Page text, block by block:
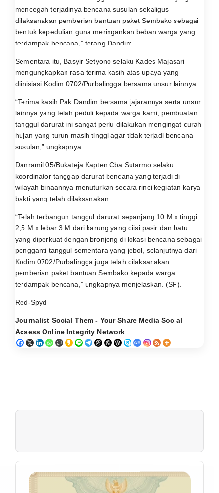
mencegah terjadinya bencana susulan sekaligus
dilaksanakan pemberian bantuan paket Sembako sebagai
bentuk kepedulian guna meringankan beban warga yang
terdampak bencana,” terang Dandim.
Sementara itu, Basyir Setyono selaku Kades Majasari
mengungkapkan rasa terima kasih atas upaya yang
diinisiasi Kodim 0702/Purbalingga bersama unsur lainnya.
“Terima kasih Pak Dandim bersama jajarannya serta unsur
lainnya yang telah peduli kepada warga kami, pembuatan
tanggul darurat ini sangat perlu dilakukan mengingat curah
hujan yang turun masih tinggi agar tidak terjadi bencana
susulan,” ungkapnya.
Danramil 05/Bukateja Kapten Cba Sutarmo selaku
koordinator tanggap darurat bencana yang terjadi di
wilayah binaannya menuturkan secara rinci kegiatan karya
bakti yang telah dilaksanakan.
“Telah terbangun tanggul darurat sepanjang 10 M x tinggi
2,5 M x lebar 3 M dari karung yang diisi pasir dan batu
yang diperkuat dengan bronjong di lokasi bencana sebagai
pengganti tanggul sementara yang jebol, selanjutnya dari
Kodim 0702/Purbalingga juga telah dilaksanakan
pemberian paket bantuan Sembako kepada warga
terdampak bencana,” ungkapnya menjelaskan. (SF).
Red-Spyd
Journalist Social Them - Your Share Media Social
Acsess Online Integrity Network